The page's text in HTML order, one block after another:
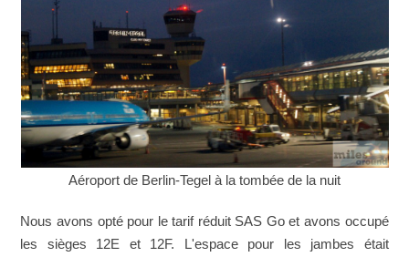
Aéroport de Berlin-Tegel à la tombée de la nuit
Nous avons opté pour le tarif réduit SAS Go et avons occupé
les sièges 12E et 12F. L'espace pour les jambes était